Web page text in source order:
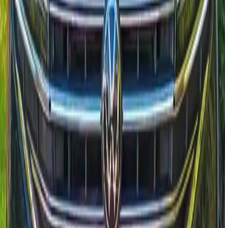
Kilometraje flexible para rutas costeras
Los alquileres Volkswagen incluyen kilometraje generoso para
llegar a Essaouira o Paradise Valley sin estrés.
Conserjería Volkswagen
Comparte tu vuelo u hotel y preparamos el Volkswagen con un
especialista bilingüe para la entrega.
Planificar entrega
Motorizaciones disponibles: diesel
Modelos 2025 ya disponibles
Entrega en aeropuerto, hotel o riad dentro de Agadir en menos de 2
Lo esencial
Preguntas sobre alquiler
Volkswagen